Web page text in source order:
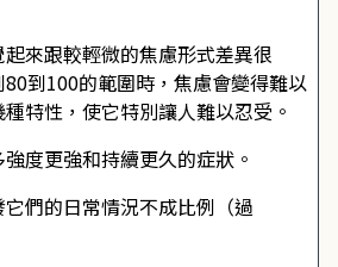
來跟較輕微的焦慮形式差異很
到100的範圍時，焦慮會變得難以
特性，使它特別讓人難以忍受。
度更強和持續更久的症狀。
它們的日常情況不成比例（過